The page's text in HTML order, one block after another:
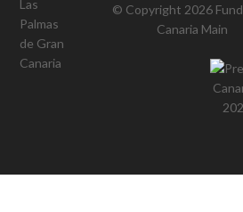
© Copyright 2026
Canaria Main